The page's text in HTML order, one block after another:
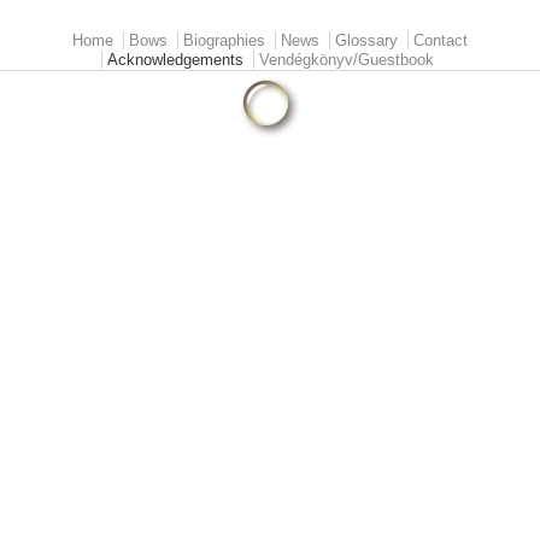
Main menu
Home Bows Biographies News Glossary
Contact
Acknowledgements
Vendégkönyv/Guestbook